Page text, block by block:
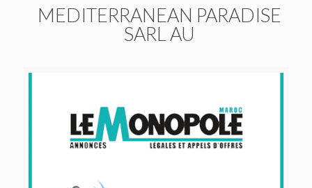
MEDITERRANEAN PARADISE
SARL AU